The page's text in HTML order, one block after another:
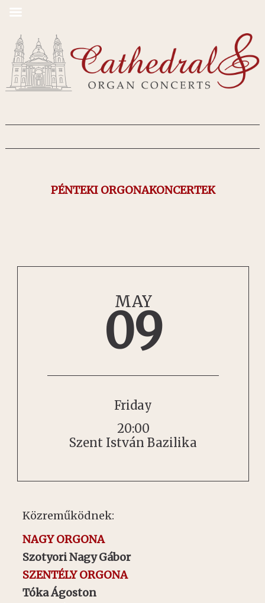
MAY
09
Friday
PÉNTEKI ORGONAKONCERTEK
20:00
Szent István Bazilika
Közreműködnek:
NAGY ORGONA
Szotyori Nagy Gábor
SZENTÉLY ORGONA
Tóka Ágoston